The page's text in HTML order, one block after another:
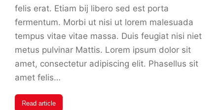
felis erat. Etiam bij libero sed est porta
fermentum. Morbi ut nisi ut lorem malesuada
tempus vitae vitae massa. Duis feugiat nisi niet
metus pulvinar Mattis. Lorem ipsum dolor sit
amet, consectetur adipiscing elit. Phasellus sit
amet felis…
Read article